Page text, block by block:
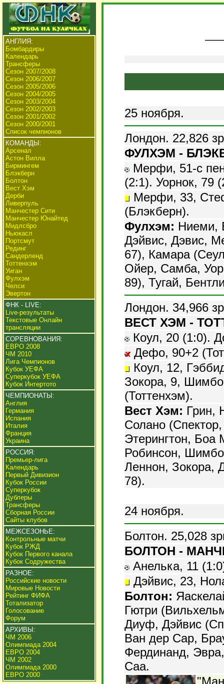
АНГЛИЯ:
Бомбардиры
Календарь
Трансферы
Сезон 2007/2008
Сезон 2006/2007
Сезон 2005/2006
Сезон 2004/2005
Сезон 2003/2004
Сезон 2002/2003
Сезон 2001/2002
Сезон 2000/2001
Список чемпионов
КОМАНДЫ:
Арсенал
Астон Вилла
Бирмингем
Блэкберн
Болтон
Вест Хэм
Дерби
Ливерпуль
Манчестер Сити
Манчестер Юнайтед
Мидлсбро
Ньюкасл
Портсмут
Рединг
Сандерленд
Тоттенхэм
Уиган
Фулхэм
Челси
Эвертон
ФНК - LIVE:
Live-результаты
Текстовые Онлайн
трансляции
СОРЕВНОВАНИЯ:
ЕВРО 2008
ЧМ 2010
Лига Чемпионов
Кубок УЕФА
Суперкубок УЕФА
Кубок Интертото
ЧЕМПИОНАТЫ:
Англия
Германия
Испания
Италия
Франция
Украина
РОССИЯ:
Премьер-лига
Календарь
Первый Дивизион
Кубок России
Суперкубок
Дублеры
Трансферы
Сборная России
Сайты клубов
МЕЖСЕЗОНЬЕ:
Контрольные матчи
Кубок РЖД
Кубок Первого канала
Кубок Содружества
РАЗНОЕ:
Российские новости
Мировые Новости
Рейтинг ФИФА
Тотализатор
Голосование
Форум
АРХИВЫ:
ЧМ 2006
Олимпиада 2004
ЕВРО 2004
ЧМ 2002
Олимпиада 2000
ЕВРО 2000
25 ноября.
Лондон. 22,826
ФУЛХЭМ -
Мерфи, 51-с
(2:1). Уорнок, 79
Мерфи, 33,
(Блэкберн).
Фулхэм: Ниеми,
Дэйвис, Дэвис,
67), Камара
Ойер, Самба,
89), Тугай,
Лондон. 34,966
ВЕСТ ХЭМ -
Коул, 20 (1:0).
Дефо, 90+2
Коул, 12,
Зокора, 9,
(Тоттенхэм).
Вест Хэм: Грин,
Солано
Этерингтон,
Робинсон,
Леннон, Зокора,
78).
24 ноября.
Болтон. 25,028
БОЛТОН -
Анелька, 11
Дэйвис, 23,
Болтон:
Гютри
Диуф, Дэйвис
Ван дер Сар,
Фердинанд,
Саа.